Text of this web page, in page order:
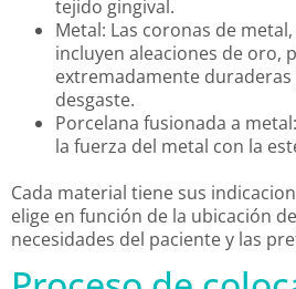
tejido gingival.
Metal: Las coronas de
incluyen aleaciones de oro,
extremadamente duraderas
desgaste.
Porcelana fusionada a
la fuerza del metal con la
Cada material tiene sus
elige en función de la ubicación
necesidades del paciente y las